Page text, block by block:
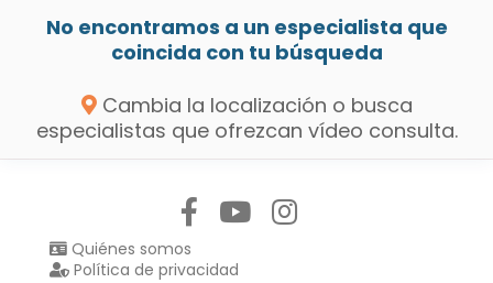
No encontramos a un especialista que
coincida con tu búsqueda
Cambia la localización o busca
especialistas que ofrezcan vídeo consulta.
Quiénes somos
Política de privacidad